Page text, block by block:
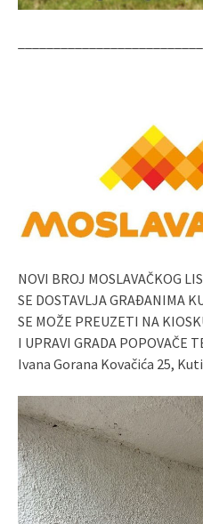
NOVI BROJ MOSLAVAČKOG
SE DOSTAVLJA GRAĐANIMA
SE MOŽE PREUZETI NA
I UPRAVI GRADA POPOVAČE
Ivana Gorana Kovačića 25,